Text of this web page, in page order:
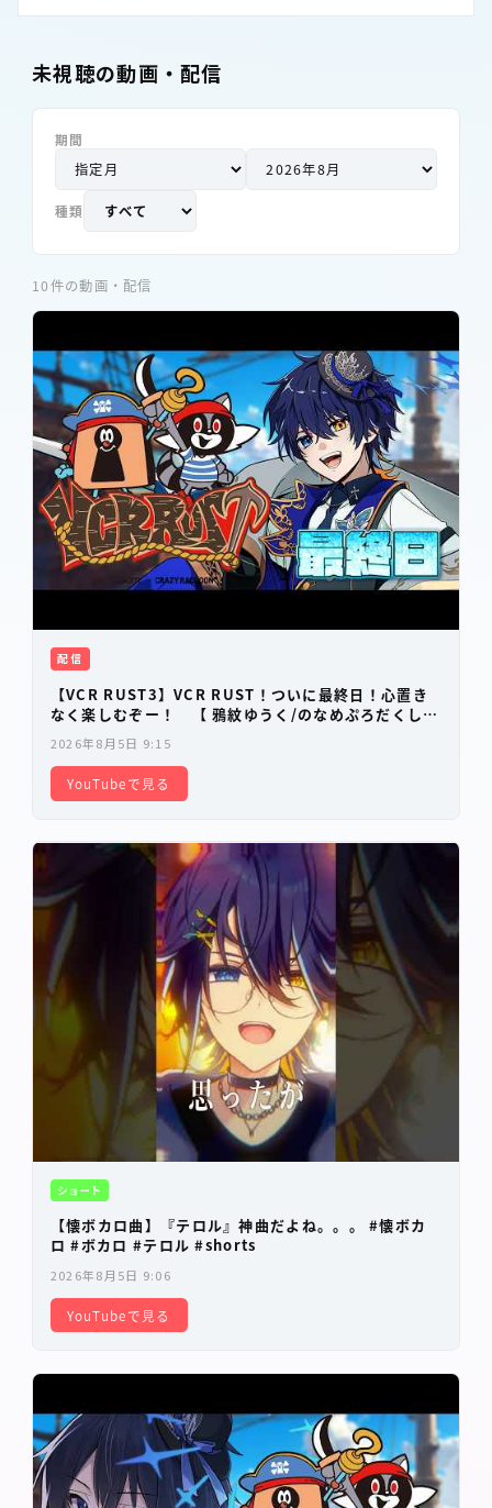
未視聴の動画・配信
期間
種類
10件の動画・配信
配信
【VCR RUST3】VCR RUST！ついに最終日！心置き
なく楽しむぞー！ 【 鴉紋ゆうく/のなめぷろだくしょ
ん 】
2026年8月5日 9:15
YouTubeで見る
ショート
【懐ボカロ曲】『テロル』神曲だよね。。。 #懐ボカ
ロ #ボカロ #テロル #shorts
2026年8月5日 9:06
YouTubeで見る